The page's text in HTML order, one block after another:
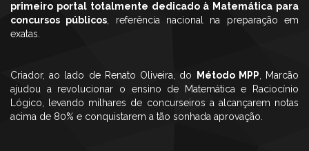
primeiro portal totalmente dedicado à Matemática para
concursos públicos , referência nacional na preparação em
exatas.
Criador, ao lado de Renato Oliveira, do Método MPP , Marcão
ajudou a revolucionar o ensino de Matemática e Raciocínio
Lógico, levando milhares de concurseiros a alcançarem notas
acima de 80% e conquistarem a tão sonhada aprovação.